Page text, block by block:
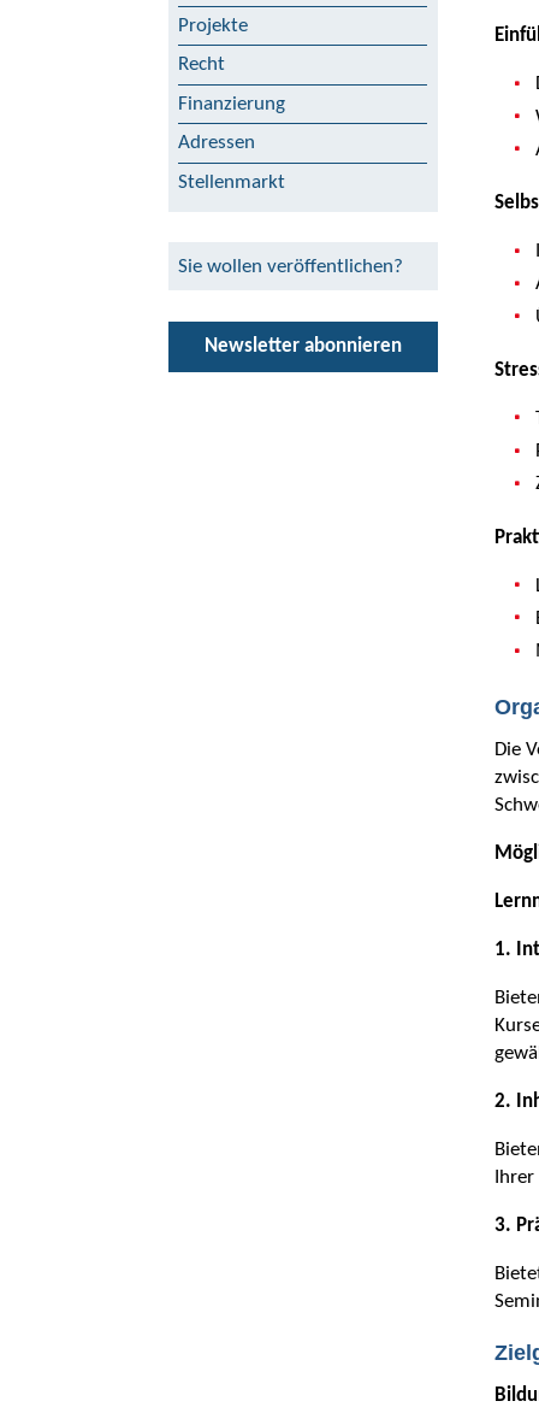
Projekte
Recht
Finanzierung
Adressen
Stellenmarkt
Sie wollen veröffentlichen?
Newsletter abonnieren
Die
1.
2.
3.